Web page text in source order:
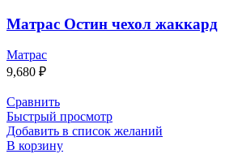
Матрас Остин чехол жаккард
Матрас
9,680 ₽
Сравнить
Быстрый просмотр
Добавить в список желаний
В корзину